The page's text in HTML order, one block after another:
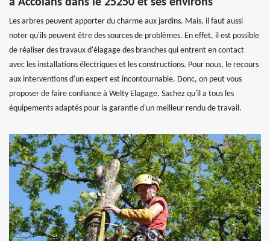
à Accolans dans le 25250 et ses environs
Les arbres peuvent apporter du charme aux jardins. Mais, il faut aussi
noter qu'ils peuvent être des sources de problèmes. En effet, il est possible
de réaliser des travaux d'élagage des branches qui entrent en contact
avec les installations électriques et les constructions. Pour nous, le recours
aux interventions d'un expert est incontournable. Donc, on peut vous
proposer de faire confiance à Welty Elagage. Sachez qu'il a tous les
équipements adaptés pour la garantie d'un meilleur rendu de travail.